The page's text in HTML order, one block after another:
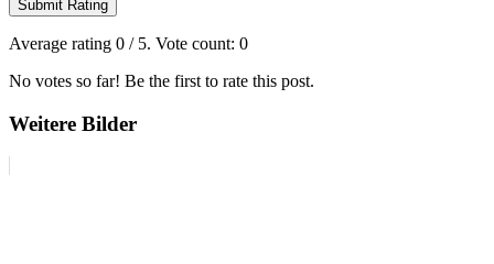
Submit Rating
Average rating 0 / 5. Vote count: 0
No votes so far! Be the first to rate this post.
Weitere Bilder